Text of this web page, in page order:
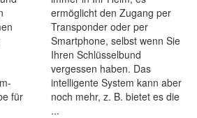
für
ermöglicht den Zugang per
Transponder oder per
Smartphone, selbst wenn Sie
Ihren Schlüsselbund
vergessen haben. Das
intelligente System kann aber
noch mehr, z. B. bietet es die
...